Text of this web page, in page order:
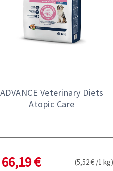
ADVANCE Veterinary Diets
Atopic Care
66,19 € (5,52 € /1 kg)